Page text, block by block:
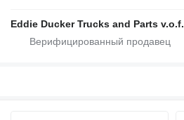
Eddie Ducker Trucks and Parts v.o.f.